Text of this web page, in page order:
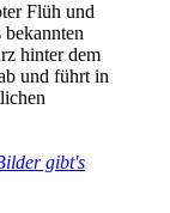
Flüh und
hinter dem
und führt in
gibt's